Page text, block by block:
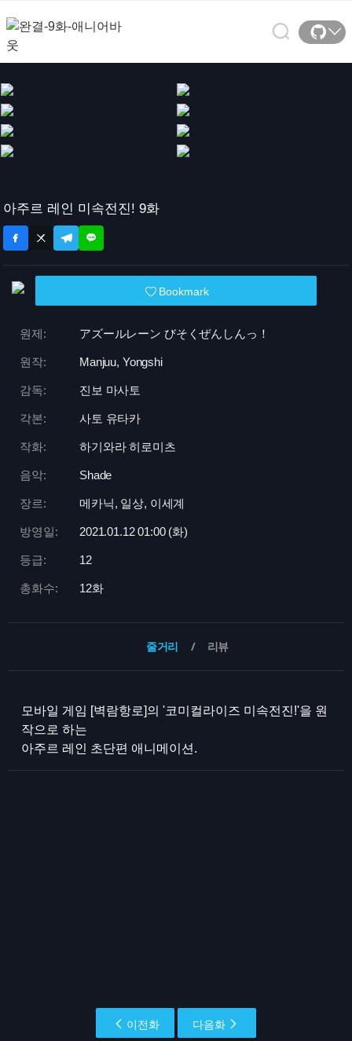
아주르 레인 미속전진! 9화
Bookmark
원제: アズールレーン びそくぜんしんっ！
원작: Manjuu, Yongshi
감독: 진보 마사토
각본: 사토 유타카
작화: 하기와라 히로미츠
음악: Shade
장르: 메카닉, 일상, 이세계
방영일: 2021.01.12 01:00 (화)
등급: 12
총화수: 12화
줄거리 리뷰
모바일 게임 [벽람항로]의 '코미컬라이즈 미속전진!'을 원
작으로 하는
아주르 레인 초단편 애니메이션.
이전화 다음화